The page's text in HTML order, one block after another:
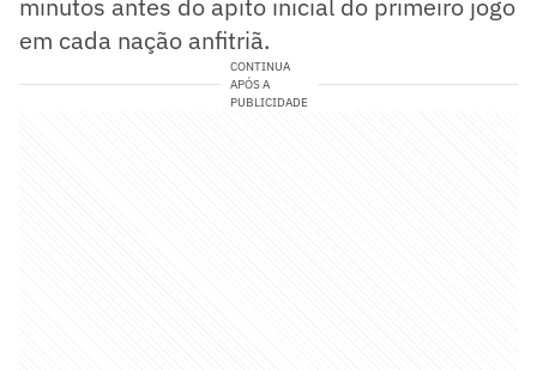
em cada nação anfitriã.
CONTINUA
APÓS A
PUBLICIDADE